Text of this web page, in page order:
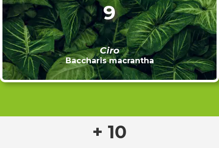
9
Ciro
Baccharis macrantha
+ 10